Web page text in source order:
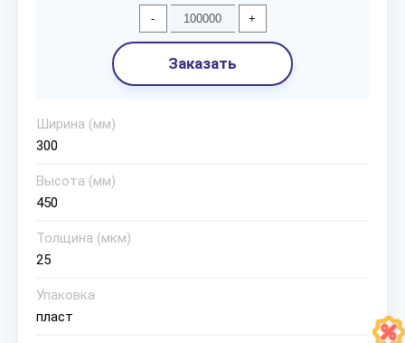
- +
Заказать
Ширина (мм)
300
Высота (мм)
450
Толщина (мкм)
25
Упаковка
пласт